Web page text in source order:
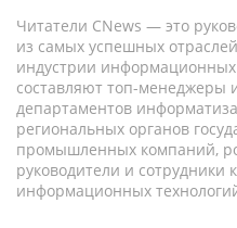
Читатели CNews — это
из самых успешных
индустрии
составляют топ-менеджеры
департаментов
региональных органов
промышленных компаний,
руководители и
информационных